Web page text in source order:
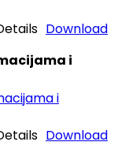
Download
i
i
Download